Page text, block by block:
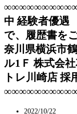
中 経験者優遇
で、履歴書を
奈川県横浜市
ル1Ｆ 株式会
トレ川崎店 採
2022/10/22